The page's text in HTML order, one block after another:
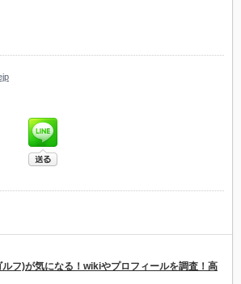
フ)が気になる！wikiやプロフィールを調査！高